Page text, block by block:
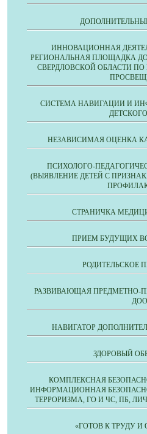
ИННОВАЦИОННАЯ
РЕГИОНАЛЬНАЯ ПЛОЩАДКА
СВЕРДЛОВСКОЙ ОБЛАСТИ
СИСТЕМА НАВИГАЦИИ И
НЕЗАВИСИМАЯ ОЦЕНКА
ПСИХОЛОГО-
(ВЫЯВЛЕНИЕ ДЕТЕЙ С
СТРАНИЧКА
ПРИЕМ БУДУЩИХ
РОДИТЕЛЬСКОЕ
РАЗВИВАЮЩАЯ ПРЕДМЕТНО-
ДОО
НАВИГАТОР
ЗДОРОВЫЙ
КОМПЛЕКСНАЯ
ИНФОРМАЦИОННАЯ
ТЕРРОРИЗМА, ГО И ЧС, ПБ,
«ГОТОВ К ТРУДУ И